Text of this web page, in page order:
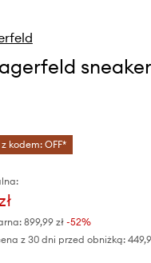
kodem: OFF*
899,99 zł-52%
z 30 dni przed obniżką: